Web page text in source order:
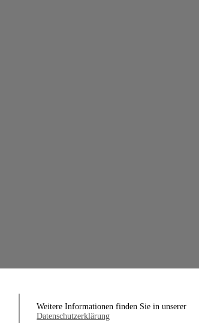
Weitere Informationen finden Sie in unserer
Datenschutzerklärung